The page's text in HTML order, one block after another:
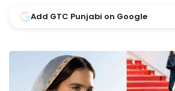
Add GTC Punjabi on Google